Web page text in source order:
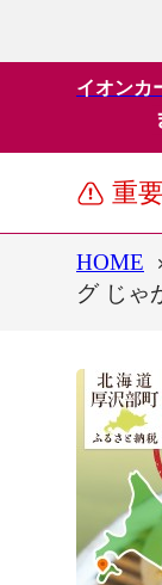
イオンカ
重
HOME
グ じゃ